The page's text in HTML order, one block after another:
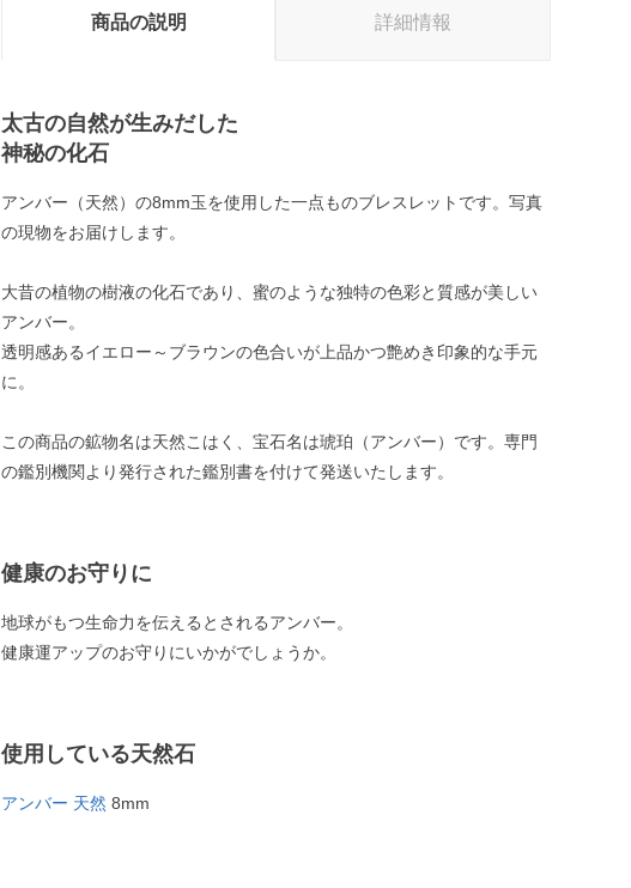
商品の説明 詳細情報
太古の自然が生みだした
神秘の化石
アンバー（天然）の8mm玉を使用した一点ものブレスレットです。写真
の現物をお届けします。
大昔の植物の樹液の化石であり、蜜のような独特の色彩と質感が美しい
アンバー。
透明感あるイエロー～ブラウンの色合いが上品かつ艶めき印象的な手元
に。
この商品の鉱物名は天然こはく、宝石名は琥珀（アンバー）です。専門
の鑑別機関より発行された鑑別書を付けて発送いたします。
健康のお守りに
地球がもつ生命力を伝えるとされるアンバー。
健康運アップのお守りにいかがでしょうか。
使用している天然石
アンバー 天然 8mm